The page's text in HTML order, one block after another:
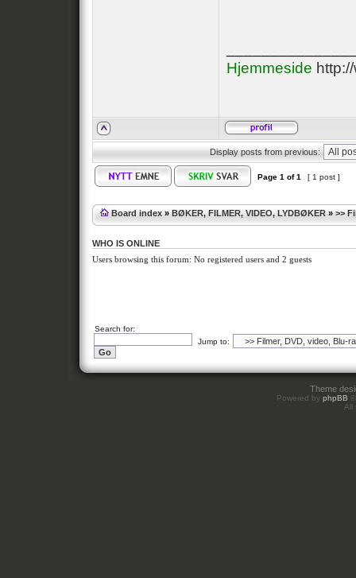
Hjemmeside
Display posts from previous:
Page 1 of1 [ 1 post ]
Board index » BØKER, FILMER, VIDEO, LYDBØKER » >>
WHO IS ONLINE
Users browsing this forum: No registered users and 2 guests
Search for:
Jump to:
Theme
Powered by phpBB
All